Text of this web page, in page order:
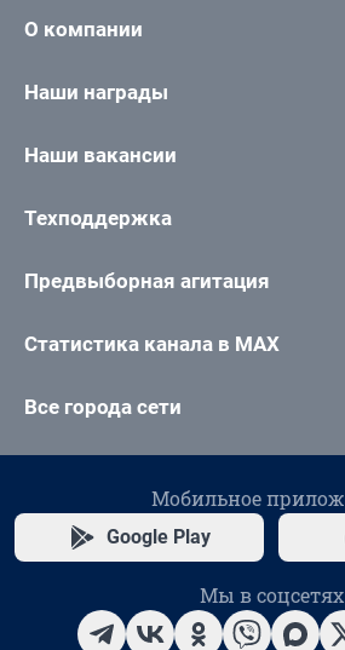
О компании
Наши награды
Наши вакансии
Техподдержка
Предвыборная агитация
Статистика канала в MAX
Все города сети
Мобильное
Google Play
Мы в соцсетях